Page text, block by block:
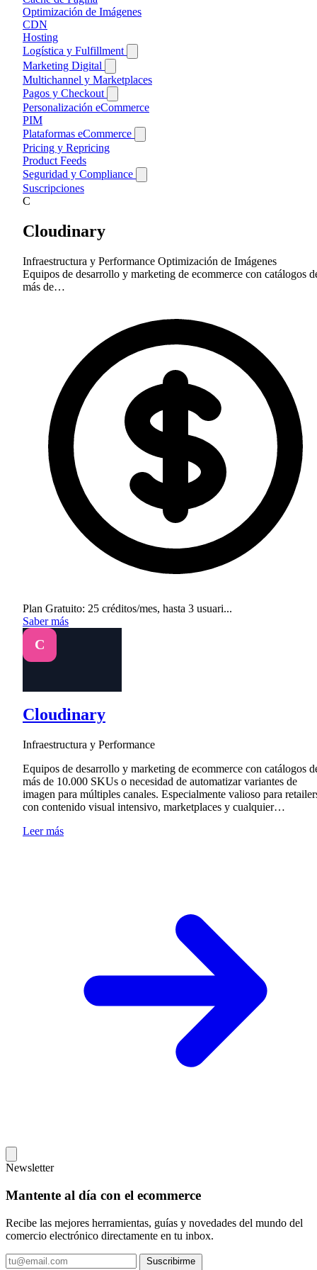
Builders No-Code
Builders WordPress
Tipografía e Iconos
Optimización de Imágenes
CDN
Hosting
Logística y Fulfillment
Devoluciones
Envíos y Shipping
Fulfillment
Gestión de Inventario
Marketing Digital
Email Marketing
Automatización de Email
Newsletters y Campañas
Marketing de Contenidos
Publicidad Online
PPC y SEM
Retargeting y Remarketing
Social Ads
Redes Sociales
SEO
Investigación de Keywords
Link Building y Backlinks
SEO Técnico
Multichannel y Marketplaces
Pagos y Checkout
Buy Now Pay Later (BNPL)
Facturación y Suscripciones
Pagos Locales España/Latam
Pasarelas de Pago
Personalización eCommerce
PIM
Plataformas eCommerce
Headless Commerce
Marketplaces y Multivendor
Plataformas Open Source
Plataformas SaaS
Pricing y Repricing
Product Feeds
Seguridad y Compliance
Accesibilidad
Autenticación
Consentimiento
Gestión de Cookies
Seguridad Web
Captcha
Suscripciones
C
Cloudinary
Infraestructura y Performance Optimización de Imágenes
Equipos de desarrollo y marketing de ecommerce con catálogos
más de…
Plan Gratuito: 25 créditos/mes, hasta 3 usuari...
Saber más
C
Cloudinary
Infraestructura y Performance
Equipos de desarrollo y marketing de ecommerce con catálogos
más de 10.000 SKUs o necesidad de automatizar variantes de
imagen para múltiples canales. Especialmente valioso para
con contenido visual intensivo, marketplaces y cualquier…
Leer más
Newsletter
Mantente al día con el ecommerce
Recibe las mejores herramientas, guías y novedades del mundo del
comercio electrónico directamente en tu inbox.
Tu
Suscribirme